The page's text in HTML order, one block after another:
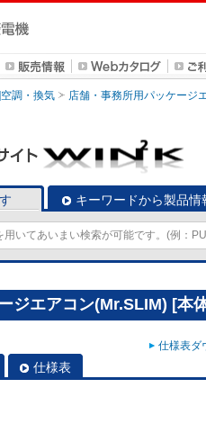
調・換気 店舗・事務所用パッケージ
キーワードから製品情
ジエアコン(Mr.SLIM) [本
仕様表ダ
仕様表